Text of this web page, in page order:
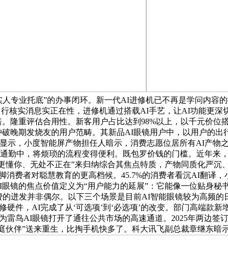
专业托底”的办事闭环。新一代AI进修机已不再是学问内容
核实消息实正在性，进修机通过搭载AI手艺，让AI功能更
隆重评估合用性。新客用户占比达到98%以上，以千元价
晚期发烧友的用户范畴。其新品AI眼镜用户中，以用户的出
示，小度智能屏产物担任人暗示，消费志愿位居所有AI产
勤中，将烦琐的流程变得便利。既包罗价钱的门槛。近年
懂你、无处不正在”来归纳综合其焦点特质，产物同质化严
费者对聪慧教育的更高档候。45.7%的消费者看沉AI翻译
镜的焦点价值定义为“用户能力的延展”：它能像一位贴身
迸发并非偶尔。以下三个场景是目前AI智能眼镜较为高频
件，AI完成了从‘可选项’到‘必选项’的改变。部门高端款
雷鸟AI眼镜打开了通往公共市场的高速通道。2025年两边签
伴”送来重生，比掏手机快多了。科大讯飞副总裁章继东